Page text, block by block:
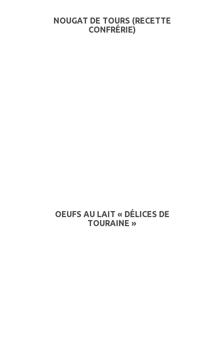
NOUGAT DE TOURS (RECETTE
CONFRÉRIE)
OEUFS AU LAIT « DÉLICES DE
TOURAINE »